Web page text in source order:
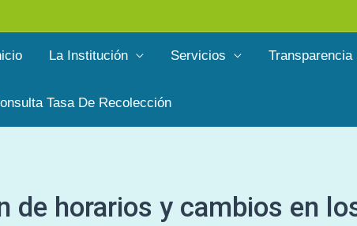
La Institución Servicios Transparencia
Tasa De Recolección
de horarios y cambios en